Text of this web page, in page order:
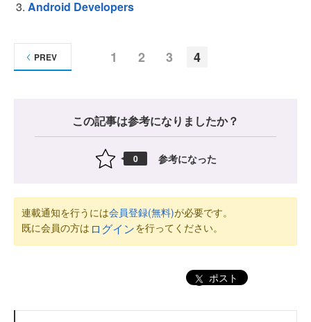
Android Developers
1 2 3 4
PREV
この記事は参考になりましたか？
0 参考になった
連載通知を行うには会員登録(無料)が必要です。
既に会員の方は ログインを行ってください。
ポスト